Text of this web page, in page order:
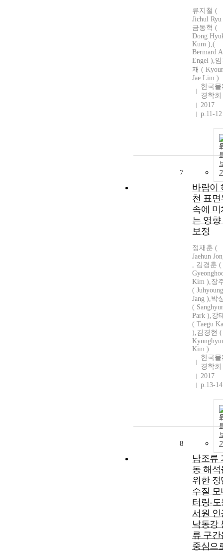
류지철 (
Jichul
금동혁 (
Dong
Kum ),(
Bermard
Engel ),
재 (
Jae Lim )
한국물
경학회
2017
p.11-12
7
바람이
천 표면
속에 미
는 영향
보정
정재훈 (
Jaehun
, 김경훈 (
Kim ),장
( Juhyoung
Jang ),박
(
Park ),강
( Taegu
),김경현 (
Kim )
한국물
경학회
2017
p.13-14
8
남조류
동 해석
위한 정
수질 모
터링-도
서원 인
낙동강
류 구간
중심으